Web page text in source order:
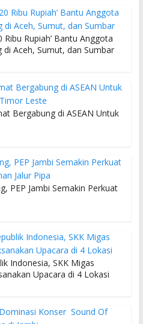
Ribu Rupiah’ Bantu Anggota
Aceh, Sumut, dan Sumbar
Bergabung di ASEAN Untuk
PEP Jambi Semakin Perkuat
Indonesia, SKK Migas
Upacara di 4 Lokasi